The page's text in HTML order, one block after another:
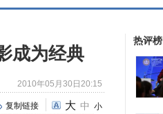
成为经典
2010年05月30日20:15
复制链接 大 中 小
热评榜